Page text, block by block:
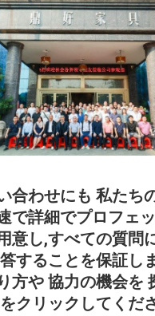
合わせにも 私たち
で詳細でプロフェ
意し,すべての質問
することを保証し
方や 協力の機会を
クリックしてくだ